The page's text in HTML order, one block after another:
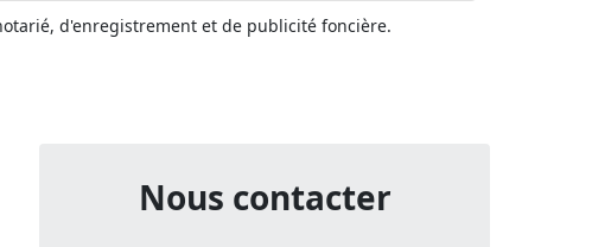
d'enregistrement et de publicité foncière.
Nous contacter